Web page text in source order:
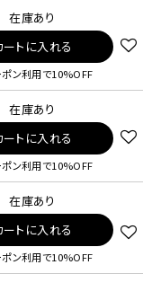
在庫あり
ートに入れる
ン利用で10%OFF
在庫あり
ートに入れる
ン利用で10%OFF
在庫あり
ートに入れる
ン利用で10%OFF